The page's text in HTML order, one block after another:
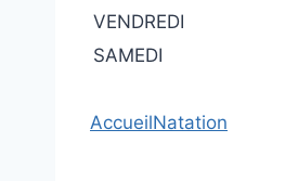
VENDREDI
SAMEDI
AccueilNatation